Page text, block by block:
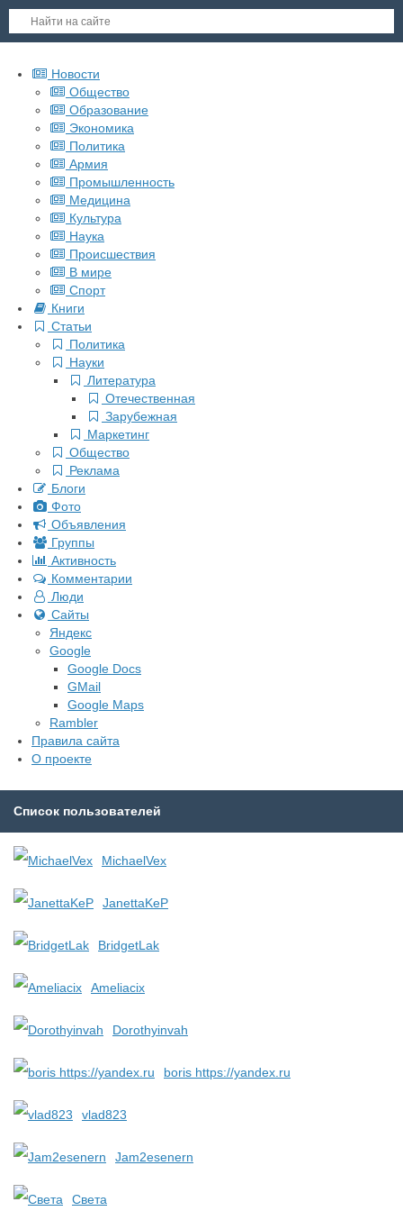
Новости
Общество
Образование
Экономика
Политика
Армия
Промышленность
Медицина
Культура
Наука
Происшествия
В мире
Спорт
Книги
Статьи
Политика
Науки
Литература
Отечественная
Зарубежная
Маркетинг
Общество
Реклама
Блоги
Фото
Объявления
Группы
Активность
Комментарии
Люди
Сайты
Яндекс
Google
Google Docs
GMail
Google Maps
Rambler
Правила сайта
О проекте
Список пользователей
MichaelVex
JanettaKeP
BridgetLak
Ameliacix
Dorothyinvah
boris https://yandex.ru
vlad823
Jam2esenern
Света